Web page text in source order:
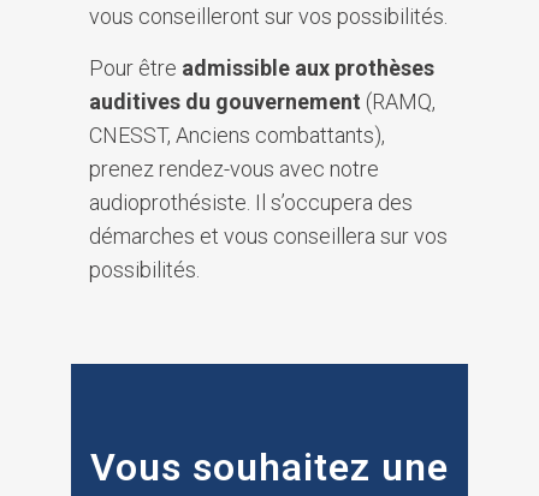
vous conseilleront sur vos possibilités.
Pour être admissible aux prothèses
auditives du gouvernement (RAMQ,
CNESST, Anciens combattants),
prenez rendez-vous avec notre
audioprothésiste. Il s’occupera des
démarches et vous conseillera sur vos
possibilités.
Vous souhaitez une